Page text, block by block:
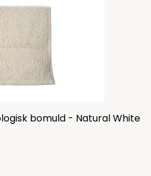
bomuld - Natural White